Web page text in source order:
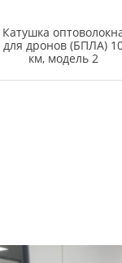
Катушка
для дронов (БПЛА)
км, модель 2